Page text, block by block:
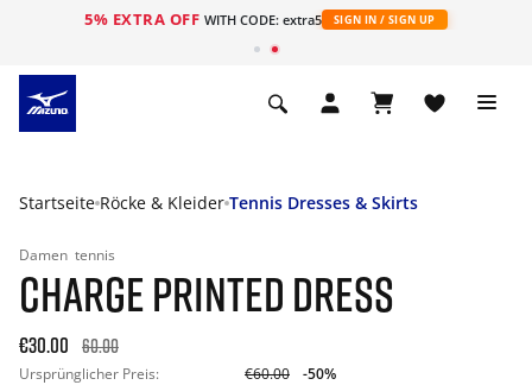
5% EXTRA OFF WITH CODE: extra5 SIGN IN / SIGN UP
Startseite Röcke & Kleider Tennis Dresses & Skirts
Damen tennis
CHARGE PRINTED DRESS
€30.00 60.00
Ursprünglicher Preis: €60.00
-50%